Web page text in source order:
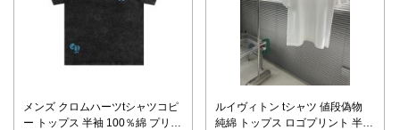
メンズ クロムハーツtシャツコピ
ー トップス 半袖 100％綿 プリン
ルイヴィトン tシャツ 値段偽物
純綿 トップス ロゴプリント 半袖